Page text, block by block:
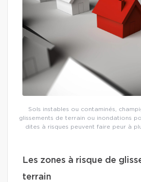
Sols instables ou contaminés,
glissements de terrain ou inondations
dites à risques peuvent faire peur à
Les zones à risque de
terrain